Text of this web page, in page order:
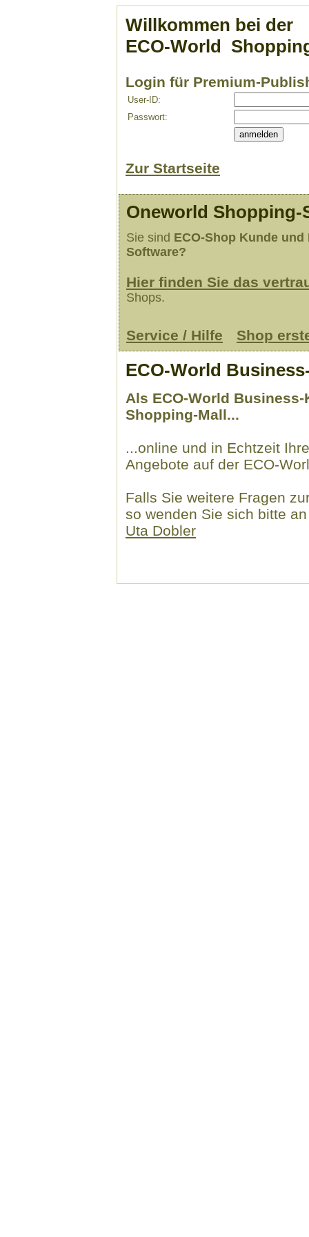
Willkommen bei der
ECO-World
Login für Premium-
User-ID:
Passwort:
Zur Startseite
Oneworld Shopping-
Sie sind ECO-Shop Kunde
Software?
Hier finden Sie das
Shops.
Service / Hilfe Shop
ECO-World
Als ECO-World
Shopping-Mall...
...online und in Echtzeit
Angebote auf der ECO-
Falls Sie weitere Fragen
so wenden Sie sich bitte
Uta Dobler